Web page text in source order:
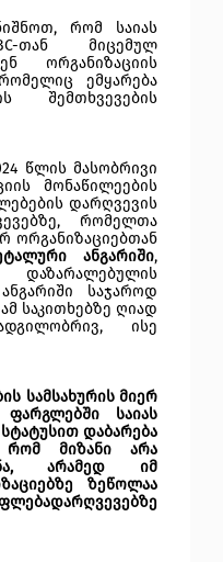
რომ საიას
თან მიცემულ
ორგანიზაციის
ემყარება
შემთხვევების
წლის მასობრივი
მონაწილეების
დარღვევის
რომელთა
ორგანიზაციებთან
ანგარიში,
საჯაროდ
საკითხებზე ღიად
ისე
სამსახურის მიერ
ფარგლებში საიას
დაბარება
მიზანი არა
არამედ იმ
ზეწოლაა